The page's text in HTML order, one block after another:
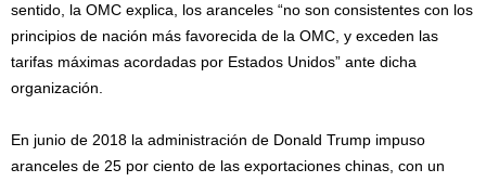
sentido, la OMC explica, los aranceles “no son consistentes con los
principios de nación más favorecida de la OMC, y exceden las
tarifas máximas acordadas por Estados Unidos” ante dicha
organización.
En junio de 2018 la administración de Donald Trump impuso
aranceles de 25 por ciento de las exportaciones chinas, con un